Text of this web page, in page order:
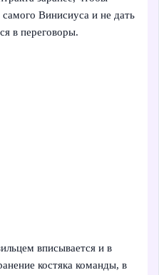
Винисиуса и не дать
в переговоры.
вписывается и в
костяка команды, в